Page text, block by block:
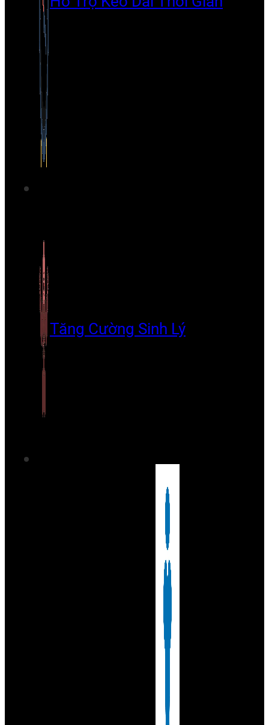
Tăng Cường Sinh Lý